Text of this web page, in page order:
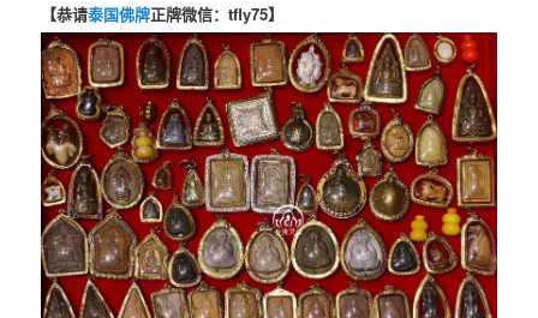
【恭请泰国佛牌正牌微信：tfly75】